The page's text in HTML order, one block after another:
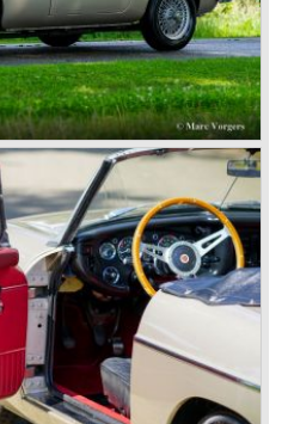
verkocht tot 1980 en
jaren, onder druk van
met veiligheid
ingrepen. Dit
bumpers en minder
veel minder aantrekkelijk
ondertussen de Datsun 240
aan de Britse sportwagen
MG B. In de daarop
er enkele Austins die als MG
beter snel kunnen vergeten.
negentig een waardige
MG F die op dit ogenblik nog
(dat een aantal jaren
van de hand te doen. De
waardoor productie te
nam Rover over.
75 Tourer op de markt die